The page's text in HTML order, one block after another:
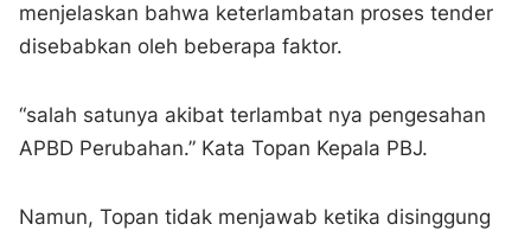
menjelaskan bahwa keterlambatan proses tender
disebabkan oleh beberapa faktor.
“salah satunya akibat terlambat nya pengesahan
APBD Perubahan.” Kata Topan Kepala PBJ.
Namun, Topan tidak menjawab ketika disinggung